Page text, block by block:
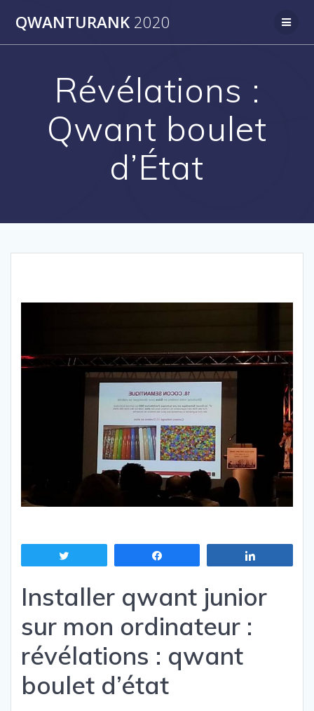
to
QWANTURANK 2020
Révélations :
Qwant boulet
d’État
Installer qwant junior
sur mon ordinateur :
révélations : qwant
boulet d’état